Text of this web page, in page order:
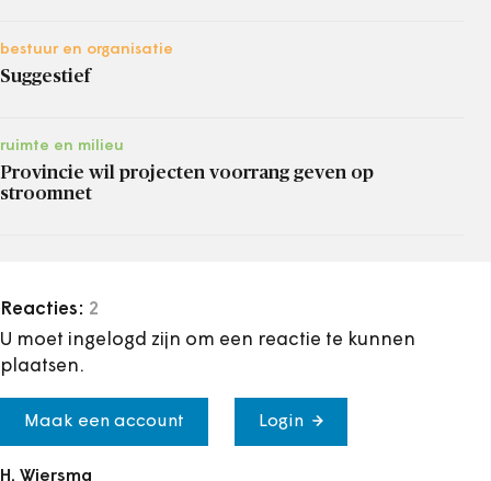
bestuur en organisatie
Suggestief
ruimte en milieu
Provincie wil projecten voorrang geven op
stroomnet
Reacties: 2
U moet ingelogd zijn om een reactie te kunnen
plaatsen.
Maak een account Login
H. Wiersma